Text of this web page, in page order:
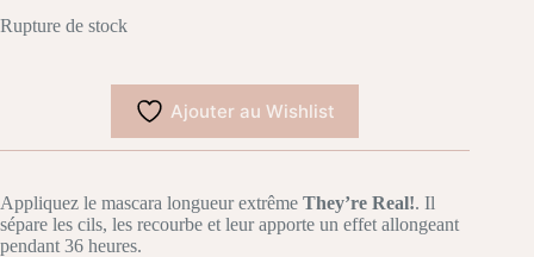
Rupture de stock
Ajouter au Wishlist
Appliquez le mascara longueur extrême They’re Real!. Il
sépare les cils, les recourbe et leur apporte un effet allongeant
pendant 36 heures.